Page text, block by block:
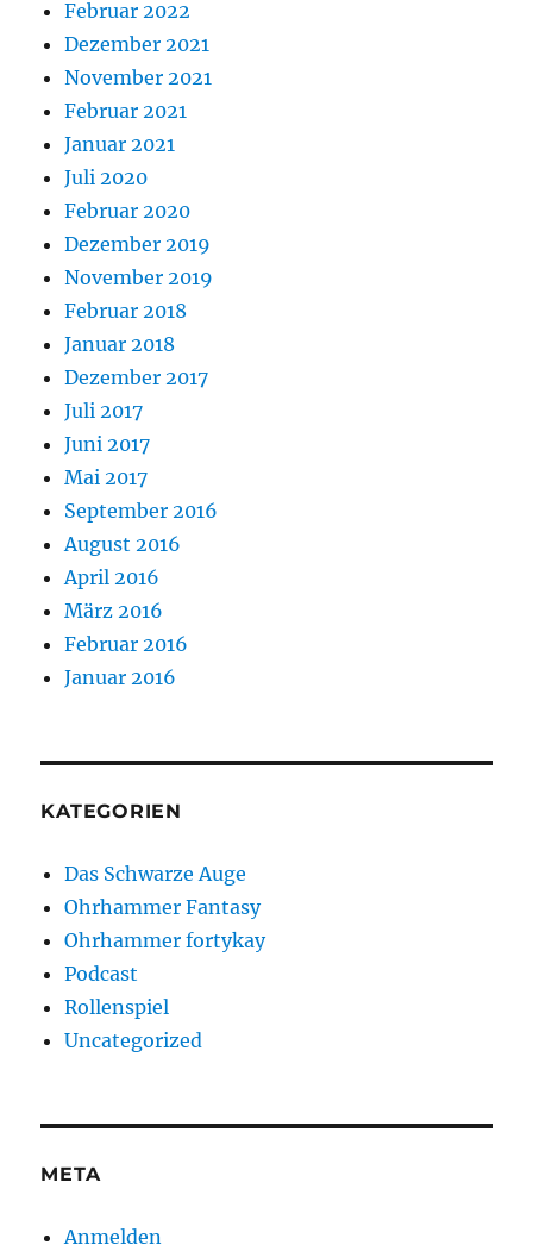
Februar 2022
Dezember 2021
November 2021
Februar 2021
Januar 2021
Juli 2020
Februar 2020
Dezember 2019
November 2019
Februar 2018
Januar 2018
Dezember 2017
Juli 2017
Juni 2017
Mai 2017
September 2016
August 2016
April 2016
März 2016
Februar 2016
Januar 2016
KATEGORIEN
Das Schwarze Auge
Ohrhammer Fantasy
Ohrhammer fortykay
Podcast
Rollenspiel
Uncategorized
META
Anmelden